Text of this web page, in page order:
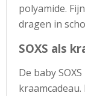
polyamide.
dragen in
SOXS als
De baby